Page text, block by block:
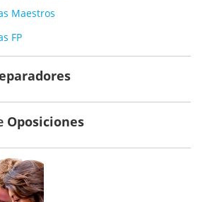
Maestros
FP
Oposiciones